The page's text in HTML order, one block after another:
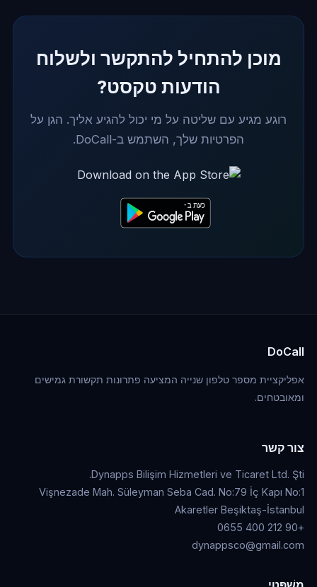
מוכן להתחיל להתקשר ולשלוח
הודעות טקסט?
רוגע מגיע עם שליטה על מי יכול להגיע אליך. הגן על
הפרטיות שלך, השתמש ב-DoCall.
DoCall
אפליקציית מספר טלפון שנייה המציעה פתרונות תקשורת גמישים
ומאובטחים.
צור קשר
Dynapps Bilişim Hizmetleri ve Ticaret Ltd. Şti.
Vişnezade Mah. Süleyman Seba Cad. No:79 İç Kapı No:1
Akaretler Beşiktaş-İstanbul
+90 212 400 0655
dynappsco@gmail.com